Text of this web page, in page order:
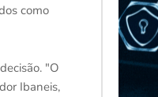
como
"O
Ibaneis,